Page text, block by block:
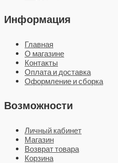
Информация
Главная
О магазине
Контакты
Оплата и доставка
Оформление и сборка
Возможности
Личный кабинет
Магазин
Возврат товара
Корзина